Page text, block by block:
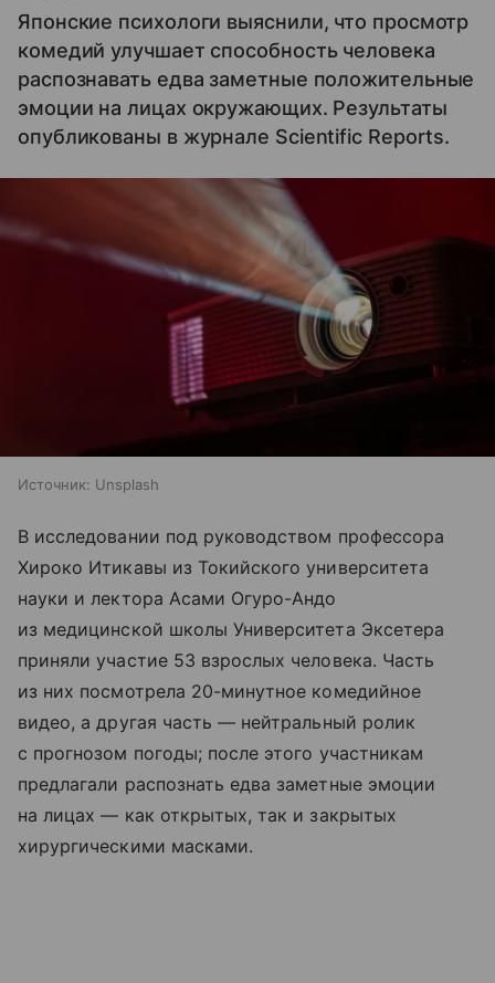
Японские психологи выяснили, что просмотр
комедий улучшает способность человека
распознавать едва заметные положительные
эмоции на лицах окружающих. Результаты
опубликованы в журнале Scientific Reports.
Источник: Unsplash
В исследовании под руководством профессора
Хироко Итикавы из Токийского университета
науки и лектора Асами Огуро-Андо
из медицинской школы Университета Эксетера
приняли участие 53 взрослых человека. Часть
из них посмотрела 20-минутное комедийное
видео, а другая часть — нейтральный ролик
с прогнозом погоды; после этого участникам
предлагали распознать едва заметные эмоции
на лицах — как открытых, так и закрытых
хирургическими масками.